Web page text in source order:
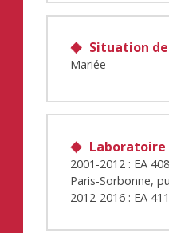
Situation
Mariée
Laboratoire
2001-2012 : EA
Paris-Sorbonne,
2012-2016 : EA